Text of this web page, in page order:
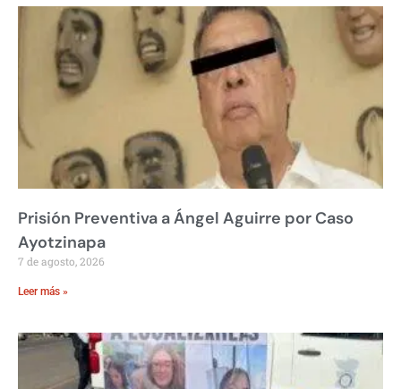
Prisión Preventiva a Ángel Aguirre por Caso
Ayotzinapa
7 de agosto, 2026
Leer más »